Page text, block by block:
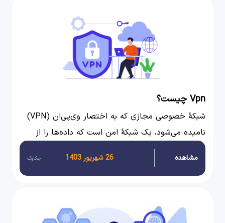
Vpn چیست؟
شبکهٔ خصوصی مجازی که به اختصار وی‌پی‌ان (VPN)
نامیده می‌شود، یک شبکهٔ امن است که داده‌ها را از
طریق شبکه‌های عمومی مانند اینترنت منتقل می‌کند. با
این حال، به کمک تکنیک‌های رمزنگاری و احراز هویت،
برای افراد غیرمجاز دشوار می‌گردد.
مشاهده 26 شهریور 1403 چکاوک